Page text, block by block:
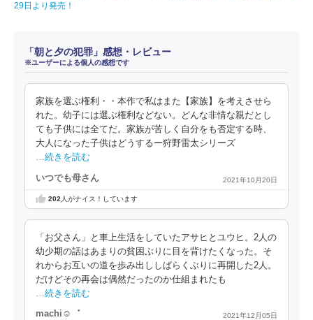
29日より発売！
「朝と夕の犯罪」感想・レビュー
※ユーザーによる個人の感想です
家族を選ぶ権利・・本作で私はまた【家族】を考えさせら
れた。幼子には選ぶ権利などない。どんな非情な親だとし
ても子供には全てだ。家族が苦しく自分をも否定する時、
大人になった子供はどうするー狩野雷太シリーズ
…続きを読む
いつでも母さん 2021年10月20日
202 人がナイス！しています
「お父さん」と車上生活をしていたアサヒとユウヒ。2人の
幼少期の話はあまりの貧困ぶりに目を背けたくなった。そ
れからお互いの道を歩み出ししばらくぶりに再開した2人。
だけどその再会は偶然だったのか仕組まれたも
…続きを読む
machi☺︎︎゛ 2021年12月05日